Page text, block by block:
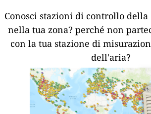
Conosci stazioni di controllo
nella tua zona? perché non
con la tua stazione di
dell'aria?